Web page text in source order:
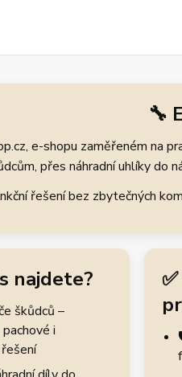
🔧
e-shopu zaměřeném na
přes náhradní uhlíky do
řešení bez zbytečných
najdete?
škůdců –
i